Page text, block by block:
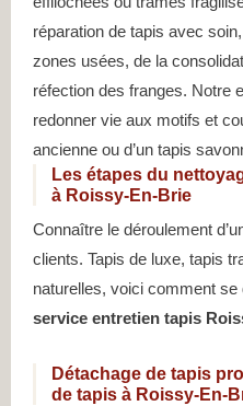
réparation de tapis avec
zones usées, de la
réfection des franges. Notre
redonner vie aux motifs et
ancienne ou d’un tapis
Les étapes du
à Roissy-En-Brie
Connaître le déroulement
clients. Tapis de luxe, tapis
naturelles, voici comment
service entretien tapis
Détachage de tapis
de tapis à Roissy-En-